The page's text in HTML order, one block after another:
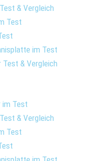
& Vergleich
Test
im Test
& Vergleich
im Test
& Vergleich
Test